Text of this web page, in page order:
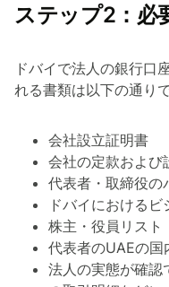
ステップ2：必
ドバイで法人の銀行口
れる書類は以下の通り
会社設立証明書
会社の定款および
代表者・取締役の
ドバイにおける
株主・役員リスト
代表者のUAEの
法人の実態が確認